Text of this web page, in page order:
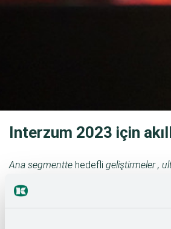
Interzum 2023 için
Ana segmentte hedefli geliştirmeler ,
çekmece için düzenleme sistemleri,
çeşitliliği – bunlar, Kesseböhmer'in